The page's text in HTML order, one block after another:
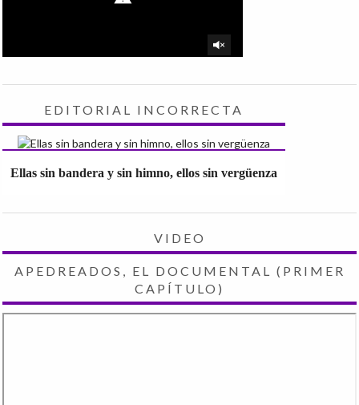
EDITORIAL INCORRECTA
Ellas sin bandera y sin himno, ellos sin vergüenza
VIDEO
APEDREADOS, EL DOCUMENTAL (PRIMER
CAPÍTULO)